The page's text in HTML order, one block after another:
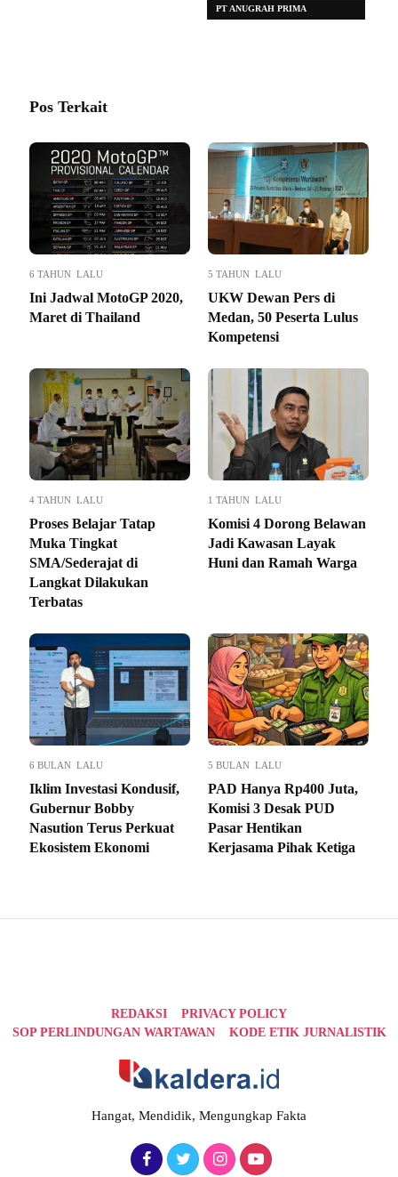
PT ANUGRAH PRIMA
Pos Terkait
6 TAHUN LALU
Ini Jadwal MotoGP 2020,
Maret di Thailand
5 TAHUN LALU
UKW Dewan Pers di
Medan, 50 Peserta Lulus
Kompetensi
4 TAHUN LALU
Proses Belajar Tatap
Muka Tingkat
SMA/Sederajat di
Langkat Dilakukan
Terbatas
1 TAHUN LALU
Komisi 4 Dorong Belawan
Jadi Kawasan Layak
Huni dan Ramah Warga
6 BULAN LALU
Iklim Investasi Kondusif,
Gubernur Bobby
Nasution Terus Perkuat
Ekosistem Ekonomi
5 BULAN LALU
PAD Hanya Rp400 Juta,
Komisi 3 Desak PUD
Pasar Hentikan
Kerjasama Pihak Ketiga
REDAKSI
PRIVACY POLICY
SOP PERLINDUNGAN WARTAWAN
KODE ETIK JURNALISTIK
Hangat, Mendidik, Mengungkap Fakta